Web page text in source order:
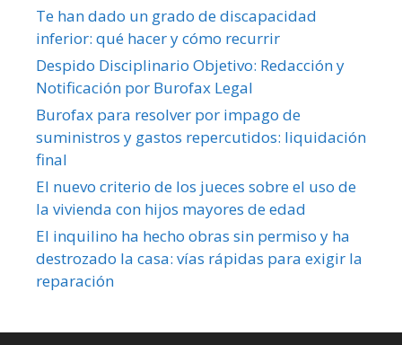
Te han dado un grado de discapacidad
inferior: qué hacer y cómo recurrir
Despido Disciplinario Objetivo: Redacción y
Notificación por Burofax Legal
Burofax para resolver por impago de
suministros y gastos repercutidos: liquidación
final
El nuevo criterio de los jueces sobre el uso de
la vivienda con hijos mayores de edad
El inquilino ha hecho obras sin permiso y ha
destrozado la casa: vías rápidas para exigir la
reparación